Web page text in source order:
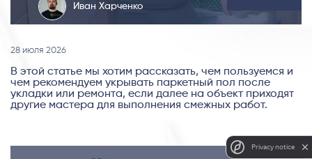
Иван Харченко
28 июля 2026
В этой статье мы хотим рассказать, чем пользуемся и
чем рекомендуем укрывать паркетный пол после
укладки или ремонта, если далее на объект приходят
другие мастера для выполнения смежных работ.
Privacy notice